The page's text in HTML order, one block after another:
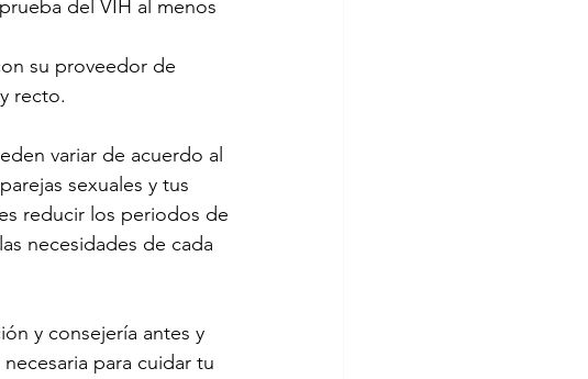
del VIH al menos
su proveedor de
recto.
variar de acuerdo al
sexuales y tus
reducir los periodos de
necesidades de cada
y consejería antes y
para cuidar tu